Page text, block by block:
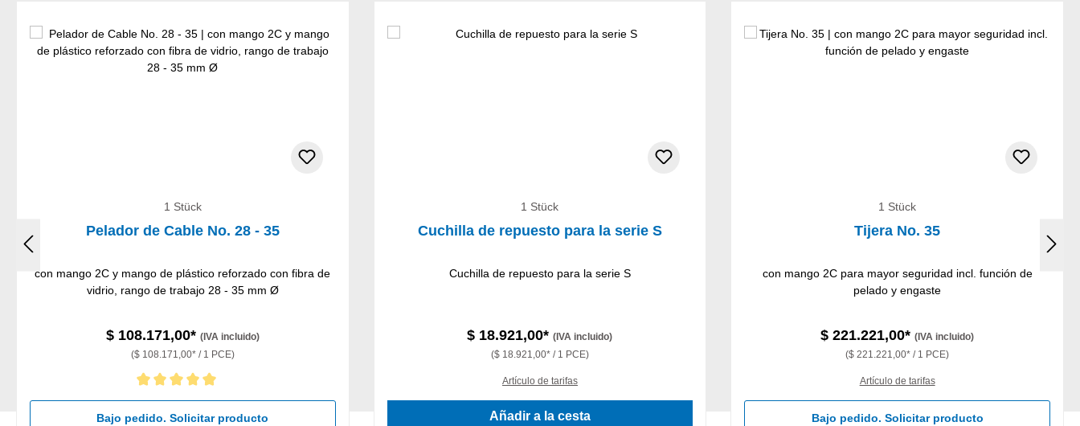
1 Stück
Pelador de Cable No. 28 - 35
con mango 2C y mango de plástico reforzado con fibra de
vidrio, rango de trabajo 28 - 35 mm Ø
$ 108.171,00* (IVA incluido)
($ 108.171,00* / 1 PCE)
Calificación promedio de 5 de 5 estrellas
Bajo pedido. Solicitar producto
1 Stück
Cuchilla de repuesto para la serie S
Cuchilla de repuesto para la serie S
$ 18.921,00*(IVA incluido)
($ 18.921,00* / 1 PCE)
Artículo de tarifas
Añadir a la cesta
1 Stück
Tijera No. 35
con mango 2C para mayor seguridad incl. función de
pelado y engaste
$ 221.221,00*(IVA incluido)
($ 221.221,00* / 1 PCE)
Artículo de tarifas
Bajo pedido. Solicitar producto